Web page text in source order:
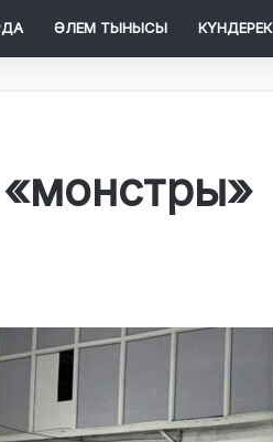
ӘЛЕМ ТЫНЫСЫ КҮНДЕРЕК
«монстры»